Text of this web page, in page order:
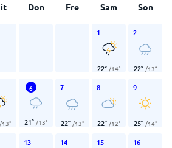
Don Fre Sam Son
1
22° /14°
2
22° /13°
/13°
6
21° /13°
7
22° /13°
8
22° /12°
9
25° /14°
13 14 15 16